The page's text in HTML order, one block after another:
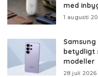
med
1 augusti
betydligt
modeller
28 juli 2026